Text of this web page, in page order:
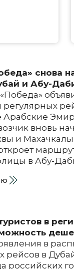
снова
и Абу-
вновь
и Махачкалы
в Абу-
в
в
рейсов в
российских